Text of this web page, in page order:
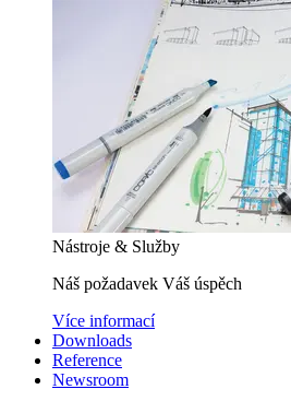
Nástroje & Služby
Náš požadavek Váš úspěch
Více informací
Downloads
Reference
Newsroom